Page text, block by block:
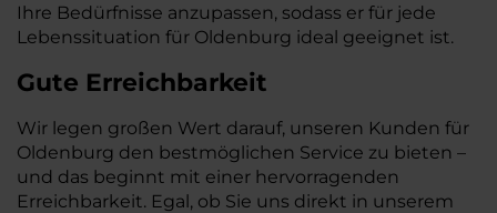
Ihre Bedürfnisse anzupassen, sodass er für jede
Lebenssituation für Oldenburg ideal geeignet ist.
Gute Erreichbarkeit
Wir legen großen Wert darauf, unseren Kunden für
Oldenburg den bestmöglichen Service zu bieten –
und das beginnt mit einer hervorragenden
Erreichbarkeit. Egal, ob Sie uns direkt in unserem